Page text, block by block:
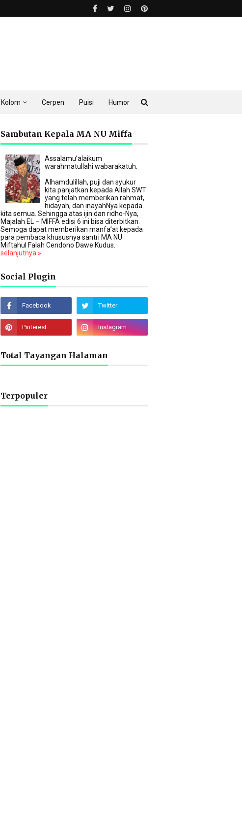
Kolom Cerpen Puisi Humor
Sambutan Kepala MA NU Miffa
Assalamu’alaikum
warahmatullahi wabarakatuh.
Alhamdulillah, puji dan syukur
kita panjatkan kepada Allah SWT
yang telah memberikan rahmat,
hidayah, dan inayahNya kepada
kita semua. Sehingga atas ijin dan ridho-Nya,
Majalah EL – MIFFA edisi 6 ini bisa diterbitkan.
Semoga dapat memberikan manfa’at kepada
para pembaca khususnya santri MA NU
Miftahul Falah Cendono Dawe Kudus.
selanjutnya »
Social Plugin
Total Tayangan Halaman
Terpopuler